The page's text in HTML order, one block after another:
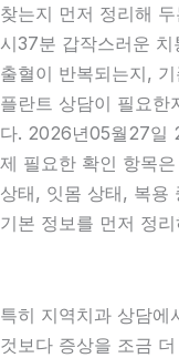
찾는지 먼저 정리해
시37분 갑작스러운
출혈이 반복되는지,
플란트 상담이 필요한
다. 2026년05월27일
제 필요한 확인 항목
상태, 잇몸 상태, 복용
기본 정보를 먼저 정
특히 지역치과 상담에
것보다 증상을 조금